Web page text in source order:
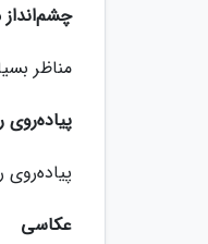
مناظر
عکاسی